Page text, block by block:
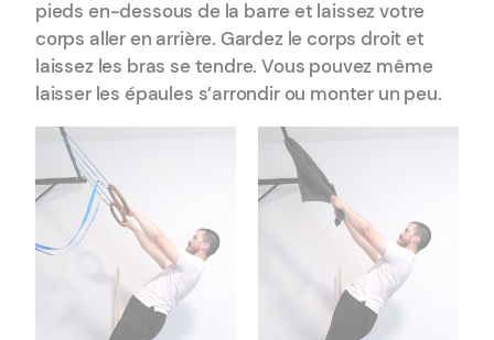
pieds en-dessous de la barre et laissez votre
corps aller en arrière. Gardez le corps droit et
laissez les bras se tendre. Vous pouvez même
laisser les épaules s’arrondir ou monter un peu.